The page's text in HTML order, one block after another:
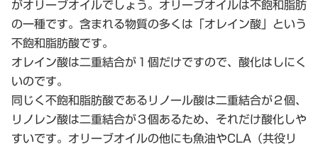
がオリーブオイルでしょう。オリーブオイルは不飽和脂肪
の一種です。含まれる物質の多くは「オレイン酸」という
不飽和脂肪酸です。
オレイン酸は二重結合が１個だけですので、酸化はしにく
いのです。
同じく不飽和脂肪酸であるリノール酸は二重結合が２個、
リノレン酸は二重結合が３個あるため、それだけ酸化しや
すいです。オリーブオイルの他にも魚油やCLA（共役リ